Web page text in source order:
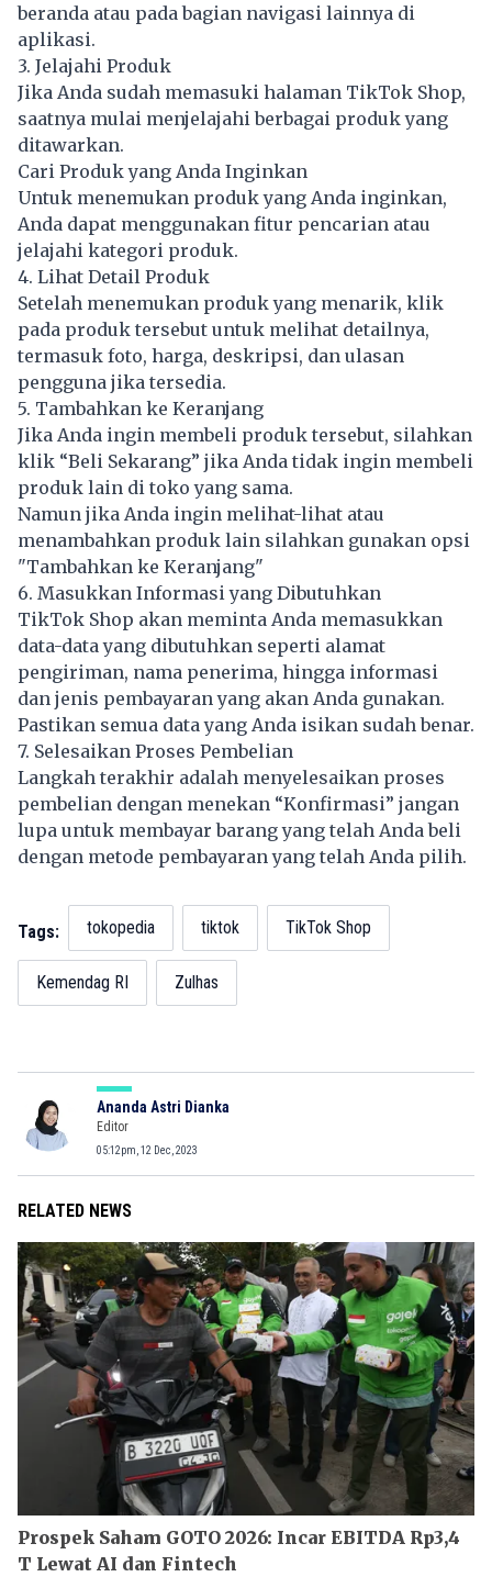
beranda atau pada bagian navigasi lainnya di
aplikasi.
3. Jelajahi Produk
Jika Anda sudah memasuki halaman TikTok Shop,
saatnya mulai menjelajahi berbagai produk yang
ditawarkan.
Cari Produk yang Anda Inginkan
Untuk menemukan produk yang Anda inginkan,
Anda dapat menggunakan fitur pencarian atau
jelajahi kategori produk.
4. Lihat Detail Produk
Setelah menemukan produk yang menarik, klik
pada produk tersebut untuk melihat detailnya,
termasuk foto, harga, deskripsi, dan ulasan
pengguna jika tersedia.
5. Tambahkan ke Keranjang
Jika Anda ingin membeli produk tersebut, silahkan
klik “Beli Sekarang” jika Anda tidak ingin membeli
produk lain di toko yang sama.
Namun jika Anda ingin melihat-lihat atau
menambahkan produk lain silahkan gunakan opsi
"Tambahkan ke Keranjang"
6. Masukkan Informasi yang Dibutuhkan
TikTok Shop akan meminta Anda memasukkan
data-data yang dibutuhkan seperti alamat
pengiriman, nama penerima, hingga informasi
dan jenis pembayaran yang akan Anda gunakan.
Pastikan semua data yang Anda isikan sudah benar.
7. Selesaikan Proses Pembelian
Langkah terakhir adalah menyelesaikan proses
pembelian dengan menekan “Konfirmasi” jangan
lupa untuk membayar barang yang telah Anda beli
dengan metode pembayaran yang telah Anda pilih.
Tags: tokopedia tiktok TikTok Shop
Kemendag RI Zulhas
Ananda Astri Dianka
Editor
05:12pm, 12 Dec, 2023
RELATED NEWS
Prospek Saham GOTO 2026: Incar EBITDA Rp3,4
T Lewat AI dan Fintech